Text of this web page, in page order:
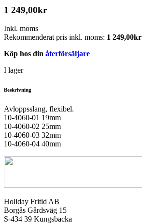
1 249,00kr
Inkl. moms
Rekommenderat pris inkl. moms: 1 249,00kr
Köp hos din återförsäljare
I lager
Beskrivning
Avloppsslang, flexibel.
10-4060-01 19mm
10-4060-02 25mm
10-4060-03 32mm
10-4060-04 40mm
Holiday Fritid AB
Borgås Gårdsväg 15
S-434 39 Kungsbacka